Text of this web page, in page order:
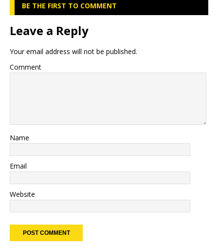
BE THE FIRST TO COMMENT
Leave a Reply
Your email address will not be published.
Comment
Name
Email
Website